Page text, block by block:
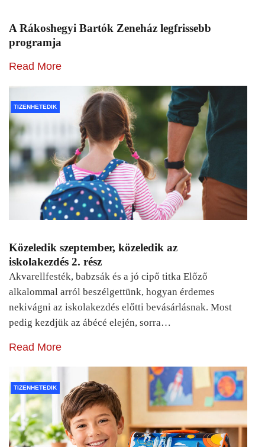
A Rákoshegyi Bartók Zeneház legfrissebb
programja
Read More
TIZENHETEDIK
Közeledik szeptember, közeledik az
iskolakezdés 2. rész
Akvarellfesték, babzsák és a jó cipő titka Előző
alkalommal arról beszélgettünk, hogyan érdemes
nekivágni az iskolakezdés előtti bevásárlásnak. Most
pedig kezdjük az ábécé elején, sorra…
Read More
TIZENHETEDIK